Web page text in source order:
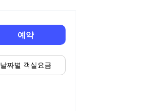
예약
날짜별 객실요금